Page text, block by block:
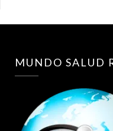
MUNDO SALUD